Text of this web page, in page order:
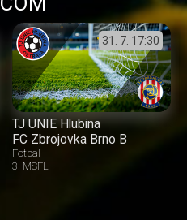
31. 7. 17:30
TJ UNIE Hlubina
FC Zbrojovka Brno B
Fotbal
3. MSFL